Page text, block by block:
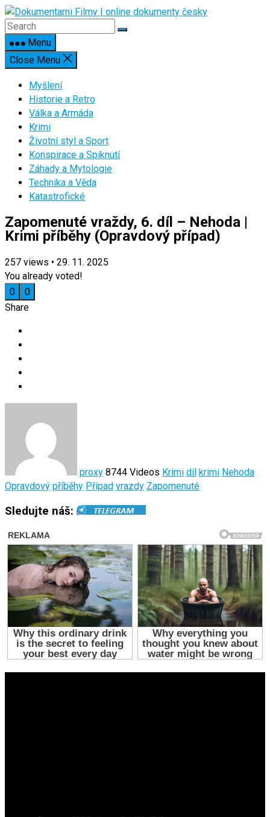
Skip
to
contentMenu
Close Menu
Myšlení
Historie a Retro
Válka a Armáda
Krimi
Životní styl a Sport
Konspirace a Spiknutí
Záhady a Mytologie
Technika a Věda
Katastrofické
Zapomenuté vraždy, 6. díl – Nehoda |
Krimi příběhy (Opravdový případ)
257 views • 29. 11. 2025
You already voted!
0
0
Share
proxy 8744 Videos Krimi díl krimi Nehoda
Opravdový příběhy Případ vrazdy Zapomenuté
Sledujte náš: